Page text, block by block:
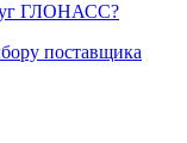
ГЛОНАСС?
поставщика